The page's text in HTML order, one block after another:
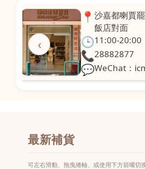
‹
📍澳門啤利喇
面
🕒11:00-20:00
📞28331971
💬WeChat：
最新補貨
可左右滑動、拖曳捲軸、或使用下方箭嘴切